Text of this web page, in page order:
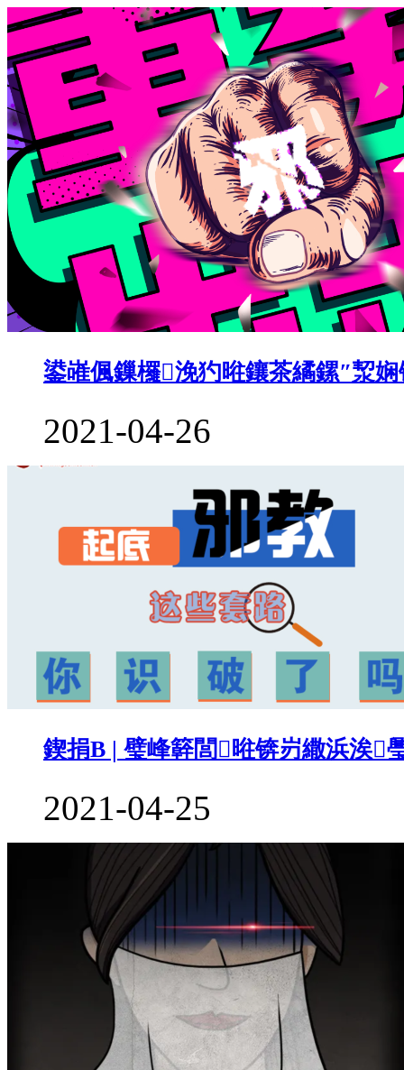
鍙嶉偑鏁欏浼犳暀鑲茶繘鏍″洯
2021-04-26
鍥捐В | 璧峰簳閭暀锛岃繖浜涘
2021-04-25